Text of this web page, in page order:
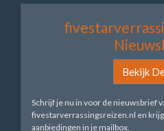
Bekijk
Schrijf je nu in voor de nieuwsbrief
fivestarverrassingsreizen.nl en
aanbiedingen in je mailbox.